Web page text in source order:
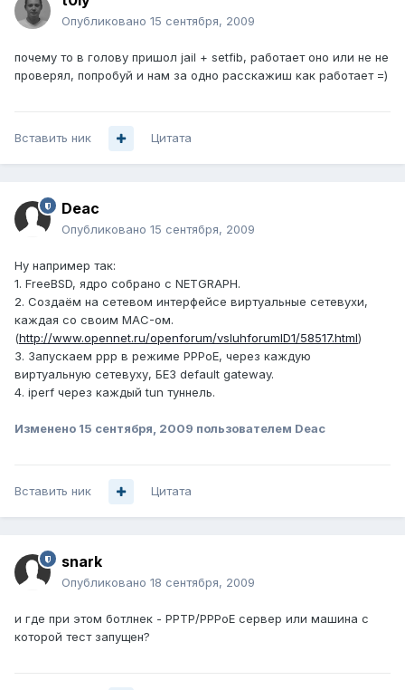
Опубликовано 15 сентября, 2009
почему то в голову пришол jail + setfib, работает оно или не не
проверял, попробуй и нам за одно расскажиш как работает =)
Вставить ник Цитата
Deac
Опубликовано 15 сентября, 2009
Ну например так:
1. FreeBSD, ядро собрано с NETGRAPH.
2. Создаём на сетевом интерфейсе виртуальные сетевухи,
каждая со своим MAC-ом.
(http://www.opennet.ru/openforum/vsluhforumID1/58517.html)
3. Запускаем ppp в режиме PPPoE, через каждую
виртуальную сетевуху, БЕЗ default gateway.
4. iperf через каждый tun туннель.
Изменено 15 сентября, 2009 пользователем Deac
Вставить ник Цитата
snark
Опубликовано 18 сентября, 2009
и где при этом ботлнек - РРТР/РРРоЕ сервер или машина с
которой тест запущен?